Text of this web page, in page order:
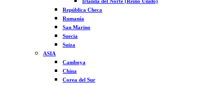
República Checa
Rumanía
San Marino
Suecia
Suiza
ASIA
Camboya
China
Corea del Sur